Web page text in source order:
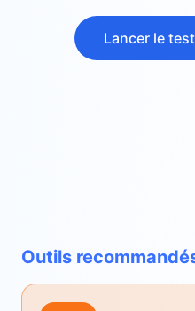
Lancer le test
Outils